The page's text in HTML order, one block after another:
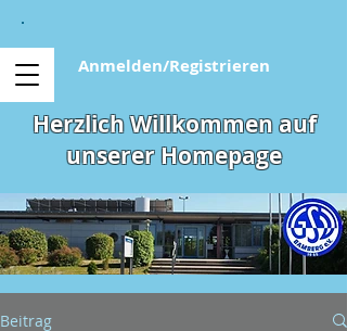
Anmelden/Registrieren
Herzlich Willkommen auf
unserer Homepage
Beitrag